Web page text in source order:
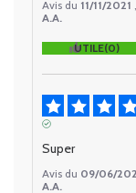
Avis du 11/11/2021
A.A.
UTILE(0)
Super
Avis du 09/06/
A.A.